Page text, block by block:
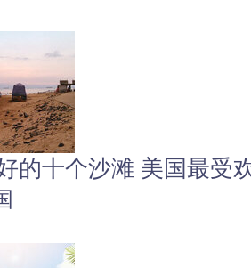
的十个沙滩 美国最受